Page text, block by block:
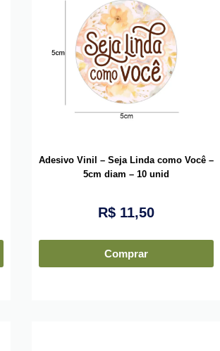
Adesivo Vinil – Seja Linda como Você –
5cm diam – 10 unid
R$11,50
Comprar